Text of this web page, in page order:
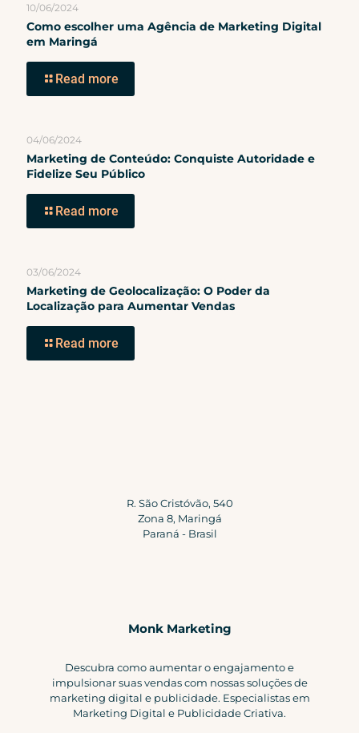
10/06/2024
Como escolher uma Agência de Marketing Digital
em Maringá
Read more
04/06/2024
Marketing de Conteúdo: Conquiste Autoridade e
Fidelize Seu Público
Read more
03/06/2024
Marketing de Geolocalização: O Poder da
Localização para Aumentar Vendas
Read more
R. São Cristóvão, 540
Zona 8, Maringá
Paraná - Brasil
Monk Marketing
Descubra como aumentar o engajamento e
impulsionar suas vendas com nossas soluções de
marketing digital e publicidade. Especialistas em
Marketing Digital e Publicidade Criativa.